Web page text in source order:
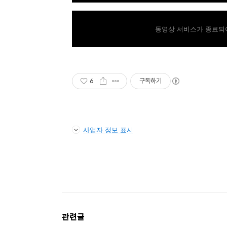
동영상 서비스가 종료
6 구독하기
사업자 정보 표시
관련글